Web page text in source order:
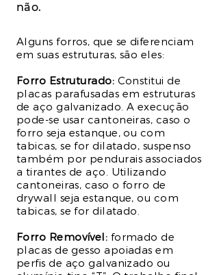
não.
Alguns forros, que se diferenciam
em suas estruturas, são eles:
Forro Estruturado: Constitui de
placas parafusadas em estruturas
de aço galvanizado. A execução
pode-se usar cantoneiras, caso o
forro seja estanque, ou com
tabicas, se for dilatado, suspenso
também por pendurais associados
a tirantes de aço. Utilizando
cantoneiras, caso o forro de
drywall seja estanque, ou com
tabicas, se for dilatado.
Forro Removível: formado de
placas de gesso apoiadas em
perfis de aço galvanizado ou